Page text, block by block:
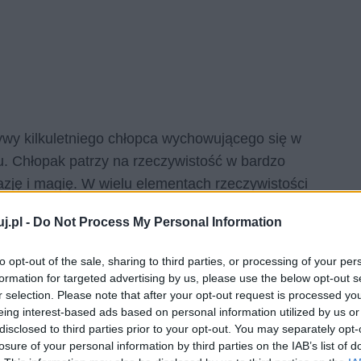
- Do Not Process My Personal Information
opt-out of the sale, sharing to third parties, or processing of your
for targeted advertising by us, please use the below opt-out
selection. Please note that after your opt-out request is processed
interest-based ads based on personal information utilized by us
to third parties prior to your opt-out. You may separately
of your personal information by third parties on the IAB’s list of
kilkuletniego chłopca wychowującego się w
Chłopak patrzy na rzeczywistość w bardzo
i magię. W wielu elementach rzeczywistości
wyłącznie w umyśle jednostki wybitnie
się w centrum miasteczka, które – ze
urastają w umyśle głównego bohatera zbioru do
eliksirami oraz atrybutami z dalekich zakątków
ponieważ ich elewacje pomalowane są na
właśnie barwę cynamonu. Niewykluczone
na myśl. Nikogo innego owe sklepy nie